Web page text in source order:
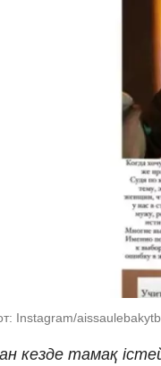
Instagram/
кезде тамақ